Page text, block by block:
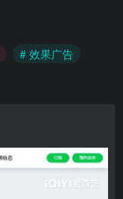
# 效果广告